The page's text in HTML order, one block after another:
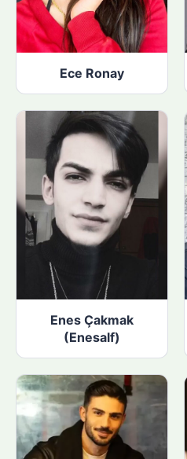
Ece Ronay
Enes Çakmak
(Enesalf)